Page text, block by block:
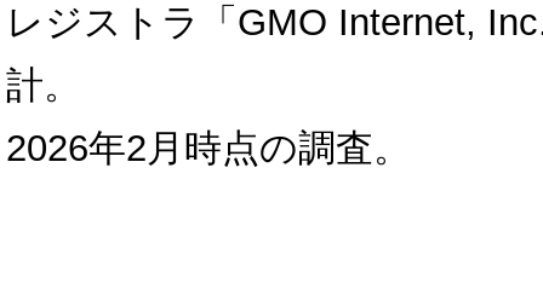
レジストラ「GMO Internet,
計。
2026年2月時点の調査。